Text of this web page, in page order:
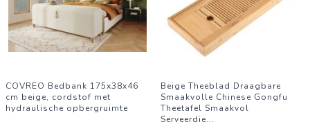
COVREO Bedbank 175x38x46
cm beige, cordstof met
hydraulische opbergruimte
Beige Theeblad Draagbare
Smaakvolle Chinese Gongfu
Theetafel Smaakvol
Serveerdie...